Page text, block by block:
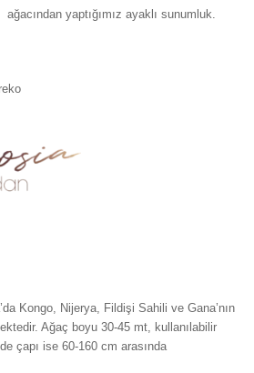
yaptığımız ayaklı sunumluk.
Kongo, Nijerya, Fildişi Sahili ve Gana’nın
Ağaç boyu 30-45 mt, kullanılabilir
çapı ise 60-160 cm arasında